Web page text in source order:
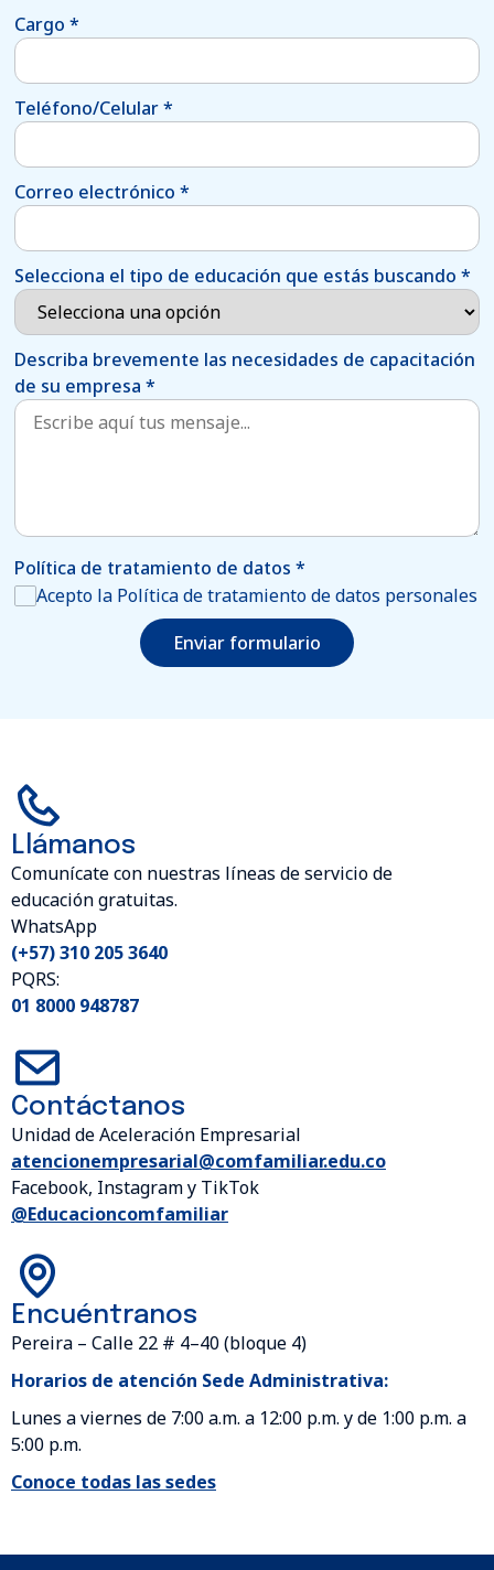
Cargo*
Teléfono/Celular*
Correo electrónico*
Selecciona el tipo de educación que estás buscando*
Describa brevemente las necesidades de capacitación
de su empresa*
Política de tratamiento de datos*
Acepto la Política de tratamiento de datos personales
Enviar formulario
Llámanos
Comunícate con nuestras líneas de servicio de
educación gratuitas.
WhatsApp
(+57) 310 205 3640
PQRS:
01 8000 948787
Contáctanos
Unidad de Aceleración Empresarial
atencionempresarial@comfamiliar.edu.co
Facebook, Instagram y TikTok
@Educacioncomfamiliar
Encuéntranos
Pereira – Calle 22 # 4–40 (bloque 4)
Horarios de atención Sede Administrativa:
Lunes a viernes de 7:00 a.m. a 12:00 p.m. y de 1:00 p.m. a
5:00 p.m.
Conoce todas las sedes